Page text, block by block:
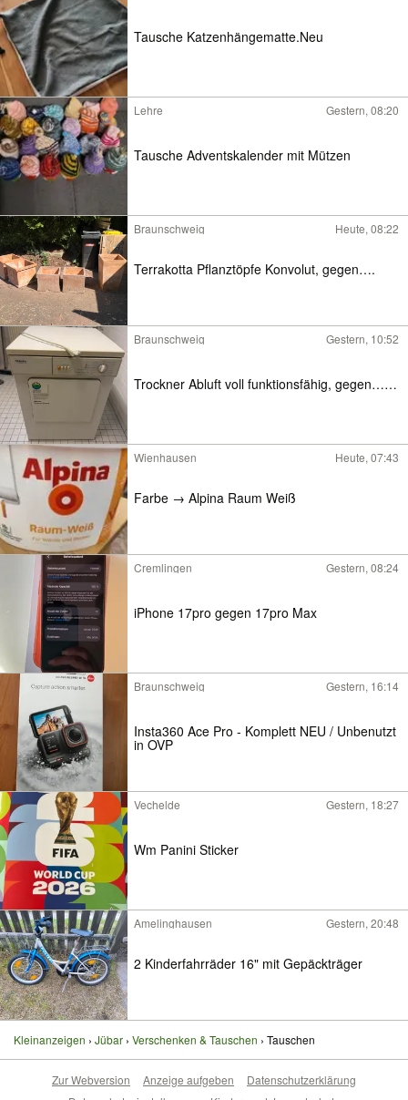
Tausche Katzenhängematte.Neu
Lehre Gestern, 08:20
Tausche Adventskalender mit Mützen
Braunschweig Heute, 08:22
Terrakotta Pflanztöpfe Konvolut, gegen….
Braunschweig Gestern, 10:52
Trockner Abluft voll funktionsfähig, gegen……
Wienhausen Heute, 07:43
Farbe → Alpina Raum Weiß
Cremlingen Gestern, 08:24
iPhone 17pro gegen 17pro Max
Braunschweig Gestern, 16:14
Insta360 Ace Pro - Komplett NEU / Unbenutzt
in OVP
Vechelde Gestern, 18:27
Wm Panini Sticker
Amelinghausen Gestern, 20:48
2 Kinderfahrräder 16" mit Gepäckträger
Kleinanzeigen Jübar Verschenken & Tauschen Tauschen
Zur Webversion Anzeige aufgeben
Datenschutzerklärung